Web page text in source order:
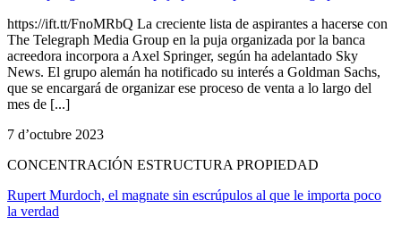
https://ift.tt/FnoMRbQ La creciente lista de aspirantes a hacerse con
The Telegraph Media Group en la puja organizada por la banca
acreedora incorpora a Axel Springer, según ha adelantado Sky
News. El grupo alemán ha notificado su interés a Goldman Sachs,
que se encargará de organizar ese proceso de venta a lo largo del
mes de [...]
7 d’octubre 2023
CONCENTRACIÓN ESTRUCTURA PROPIEDAD
Rupert Murdoch, el magnate sin escrúpulos al que le importa poco
la verdad